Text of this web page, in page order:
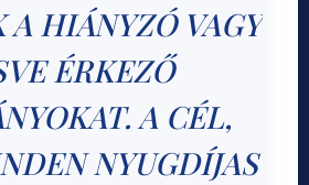
A HIÁNYZÓ VAGY
ÉRKEZŐ
A CÉL,
NYUGDÍJAS